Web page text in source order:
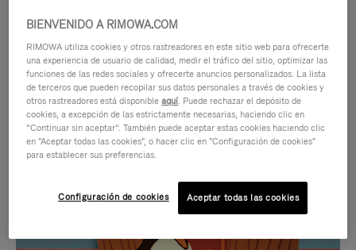
VÍDEO
NO
SONIDO
DEL
IDAS DE REGALO CUIDADOSAMENTE ELEGIDAS
BIENVENIDO A RIMOWA.COM
RIMOWA utiliza cookies y otros rastreadores en este sitio web para ofrecerte
una experiencia de usuario de calidad, medir el tráfico del sitio, optimizar las
funciones de las redes sociales y ofrecerte anuncios personalizados. La lista
de terceros que pueden recopilar sus datos personales a través de cookies y
otros rastreadores está disponibleaquí. Puede rechazar el depósito de
cookies, a excepción de las estrictamente necesarias, haciendo clic en
“Continuar sin aceptar”. También puede aceptar estas cookies haciendo clic
en "Aceptar todas las cookies", o hacer clic en "Configuración de cookies"
para establecer sus preferencias.
Configuración de cookies Aceptar todas las cookies